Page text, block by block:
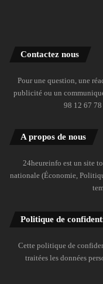
Contactez nous
Pour une question, une
publicité ou un
98 12 67
A propos de nous
24heureinfo est un site
nationale (Économie,
Politique de
Cette politique de
traitées les données